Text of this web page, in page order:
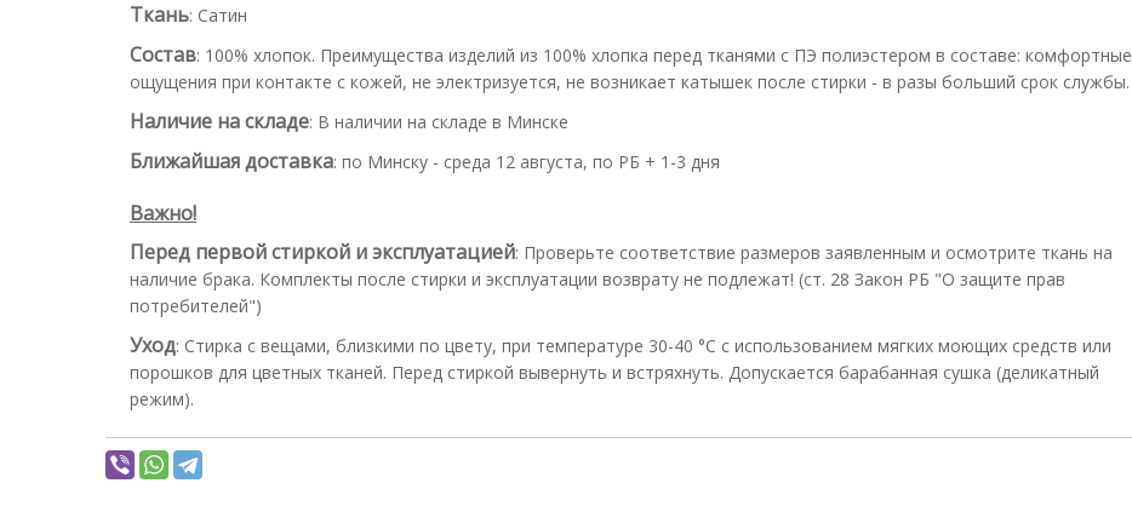
Ткань: Сатин
Состав: 100% хлопок. Преимущества изделий из 100% хлопка перед тканями с ПЭ полиэстером в составе: комфортные
ощущения при контакте с кожей, не электризуется, не возникает катышек после стирки - в разы больший срок службы.
Наличие на складе: В наличии на складе в Минске
Ближайшая доставка: по Минску - среда 12 августа, по РБ + 1-3 дня
Важно!
Перед первой стиркой и эксплуатацией: Проверьте соответствие размеров заявленным и осмотрите ткань на
наличие брака. Комплекты после стирки и эксплуатации возврату не подлежат! (ст. 28 Закон РБ "О защите прав
потребителей")
Уход: Стирка с вещами, близкими по цвету, при температуре 30-40 °С с использованием мягких моющих средств или
порошков для цветных тканей. Перед стиркой вывернуть и встряхнуть. Допускается барабанная сушка (деликатный
режим).